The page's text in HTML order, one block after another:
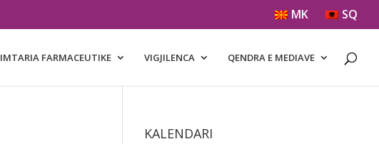
MK SQ
FARMACEUTIKE VIGJILENCA QENDRA E MEDIAVE
KALENDARI